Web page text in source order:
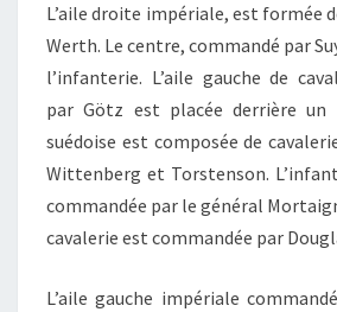
L’aile droite impériale, est formée
Werth. Le centre, commandé par
l’infanterie. L’aile gauche de
par Götz est placée derrière un
suédoise est composée de
Wittenberg et Torstenson.
commandée par le général
cavalerie est commandée par
L’aile gauche impériale